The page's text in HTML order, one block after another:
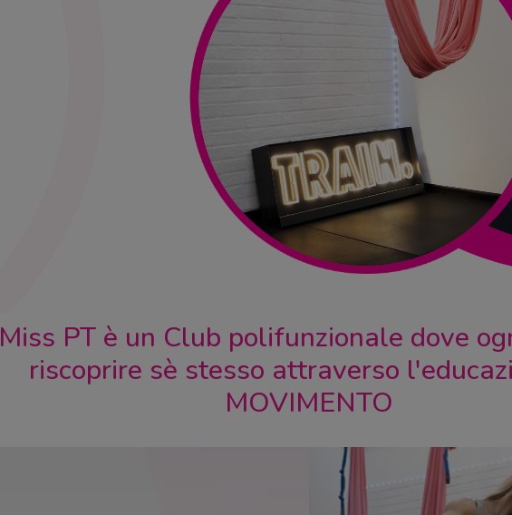
Miss PT è un Club polifunzionale dove
riscoprire sè stesso attraverso
MOVIMENTO